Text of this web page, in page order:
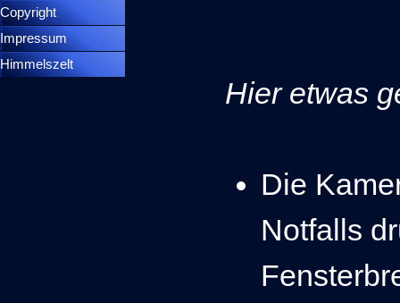
Copyright
Impressum
Himmelszelt
Hier etwas
Die
Notfalls